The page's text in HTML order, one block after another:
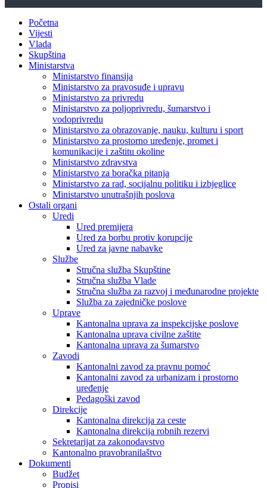
Početna
Vijesti
Vlada
Skupština
Ministarstva
Ministarstvo finansija
Ministarstvo za pravosuđe i upravu
Ministarstvo za privredu
Ministarstvo za poljoprivredu, šumarstvo i
vodoprivredu
Ministarstvo za obrazovanje, nauku, kulturu i sport
Ministarstvo za prostorno uređenje, promet i
komunikacije i zaštitu okoline
Ministarstvo zdravstva
Ministarstvo za boračka pitanja
Ministarstvo za rad, socijalnu politiku i izbjeglice
Ministarstvo unutrašnjih poslova
Ostali organi
Uredi
Ured premijera
Ured za borbu protiv korupcije
Ured za javne nabavke
Službe
Stručna služba Skupštine
Stručna služba Vlade
Stručna služba za razvoj i međunarodne projekte
Služba za zajedničke poslove
Uprave
Kantonalna uprava za inspekcijske poslove
Kantonalna uprava civilne zaštite
Kantonalna uprava za šumarstvo
Zavodi
Kantonalni zavod za pravnu pomoć
Kantonalni zavod za urbanizam i prostorno
uređenje
Pedagoški zavod
Direkcije
Kantonalna direkcija za ceste
Kantonalna direkcija robnih rezervi
Sekretarijat za zakonodavstvo
Kantonalno pravobranilaštvo
Dokumenti
Budžet
Propisi